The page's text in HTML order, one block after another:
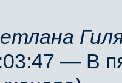
— В